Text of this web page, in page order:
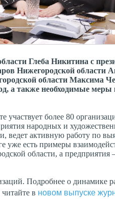
Глеба Никитина с
Нижегородской области
области Максима
а также необходимые
участвует более 80
народных и
ведет активную работу по
уже есть примеры
области, а предприятия
Подробнее о динамике
в новом выпуске